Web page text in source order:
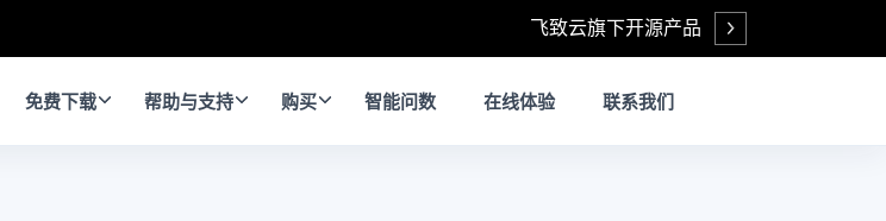
飞致云旗下开源产品
Open
免费下载 帮助与支持 购买 智能问数 在线体验 联系我们